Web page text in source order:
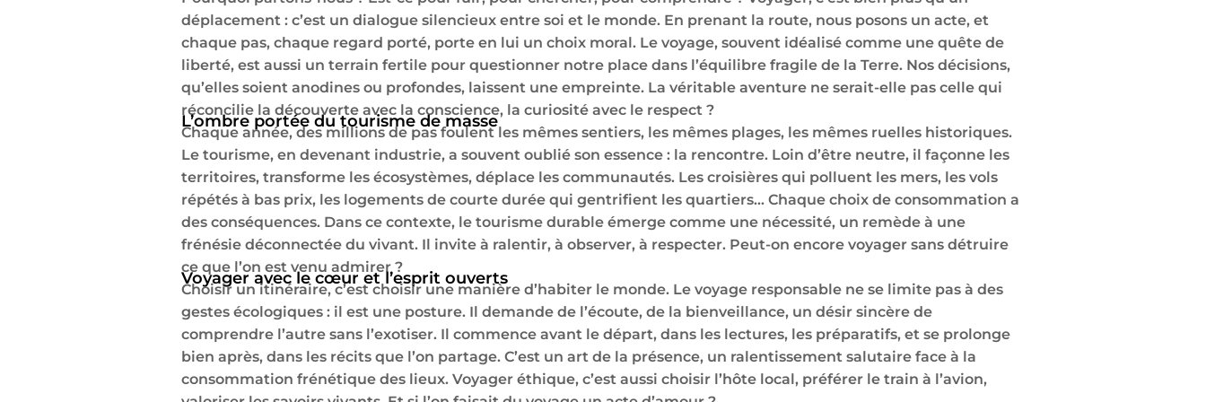
déplacement : c’est un dialogue silencieux entre soi et le monde. En prenant la route, nous posons un acte, et
chaque pas, chaque regard porté, porte en lui un choix moral. Le voyage, souvent idéalisé comme une quête de
liberté, est aussi un terrain fertile pour questionner notre place dans l’équilibre fragile de la Terre. Nos décisions,
qu’elles soient anodines ou profondes, laissent une empreinte. La véritable aventure ne serait-elle pas celle qui
réconcilie la découverte avec la conscience, la curiosité avec le respect ?
L’ombre portée du tourisme de masse
Chaque année, des millions de pas foulent les mêmes sentiers, les mêmes plages, les mêmes ruelles historiques.
Le tourisme, en devenant industrie, a souvent oublié son essence : la rencontre. Loin d’être neutre, il façonne les
territoires, transforme les écosystèmes, déplace les communautés. Les croisières qui polluent les mers, les vols
répétés à bas prix, les logements de courte durée qui gentrifient les quartiers… Chaque choix de consommation a
des conséquences. Dans ce contexte, le tourisme durable émerge comme une nécessité, un remède à une
frénésie déconnectée du vivant. Il invite à ralentir, à observer, à respecter. Peut-on encore voyager sans détruire
ce que l’on est venu admirer ?
Voyager avec le cœur et l’esprit ouverts
Choisir un itinéraire, c’est choisir une manière d’habiter le monde. Le voyage responsable ne se limite pas à des
gestes écologiques : il est une posture. Il demande de l’écoute, de la bienveillance, un désir sincère de
comprendre l’autre sans l’exotiser. Il commence avant le départ, dans les lectures, les préparatifs, et se prolonge
bien après, dans les récits que l’on partage. C’est un art de la présence, un ralentissement salutaire face à la
consommation frénétique des lieux. Voyager éthique, c’est aussi choisir l’hôte local, préférer le train à l’avion,